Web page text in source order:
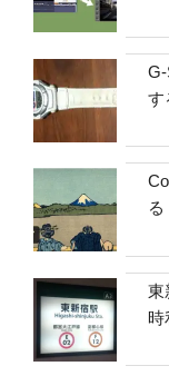
す
る
東
時